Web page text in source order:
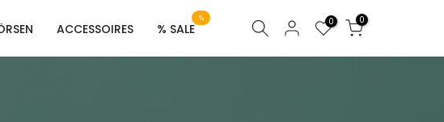
ACCESSOIRES % SALE
% 0 0